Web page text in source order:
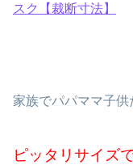
スク【裁断寸法】
家族でパパママ子供
ピッタリサイズ